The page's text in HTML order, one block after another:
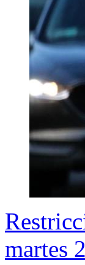
martes